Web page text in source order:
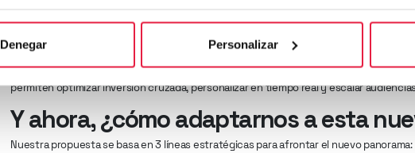
Denegar Personalizar
ha dejado de ser una opción, y ya es el presente.
permiten optimizar inversión cruzada, personalizar en tiempo real y escalar
Y ahora, ¿cómo adaptarnos a esta
Nuestra propuesta se basa en 3 líneas estratégicas para afrontar el nuevo panorama: